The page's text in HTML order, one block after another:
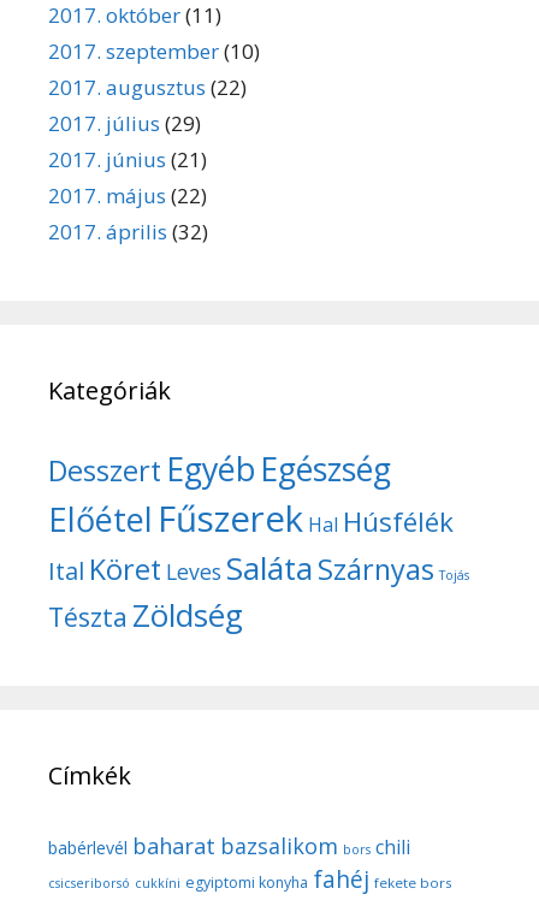
2017. október(11)
2017. szeptember(10)
2017. augusztus (22)
2017. július (29)
2017. június (21)
2017. május (22)
2017. április (32)
Kategóriák
Desszert Egyéb Egészség
Előétel Fűszerek Hal Húsfélék
Ital Köret Leves SalátaSzárnyas Tojás
Tészta Zöldség
Címkék
babérlevél baharat bazsalikom bors chili
csicseriborsó cukkíni egyiptomi konyha fahéj fekete bors